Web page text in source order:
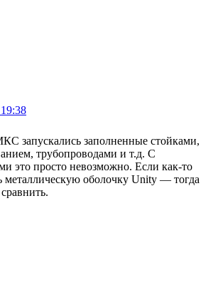
запускались заполненные стойками,
трубопроводами и т.д. С
это просто невозможно. Если как-то
металлическую оболочку Unity — тогда